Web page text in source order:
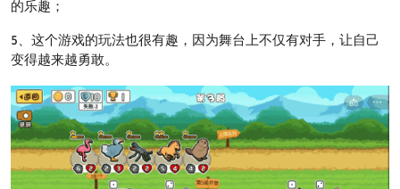
的乐趣；
5、这个游戏的玩法也很有趣，因为舞台上不仅有对手，让自己
变得越来越勇敢。